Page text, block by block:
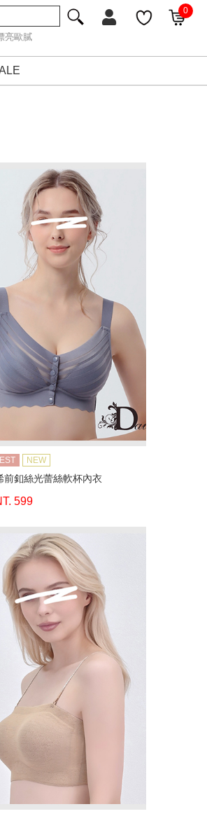
0
亮歐膩
NEW
前釦絲光蕾絲軟杯內衣
599